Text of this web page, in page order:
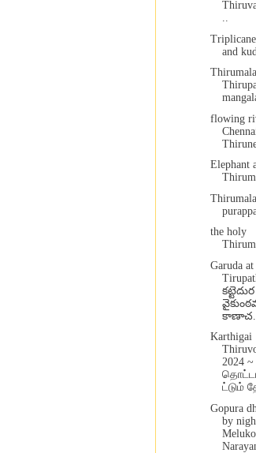
..
and
Thirumala
flowing
Elephant
the holy
Garuda
కట్టెదుర
కాణాచ...
Karthigai
2024 ~
ட்டும்
Gopura
by